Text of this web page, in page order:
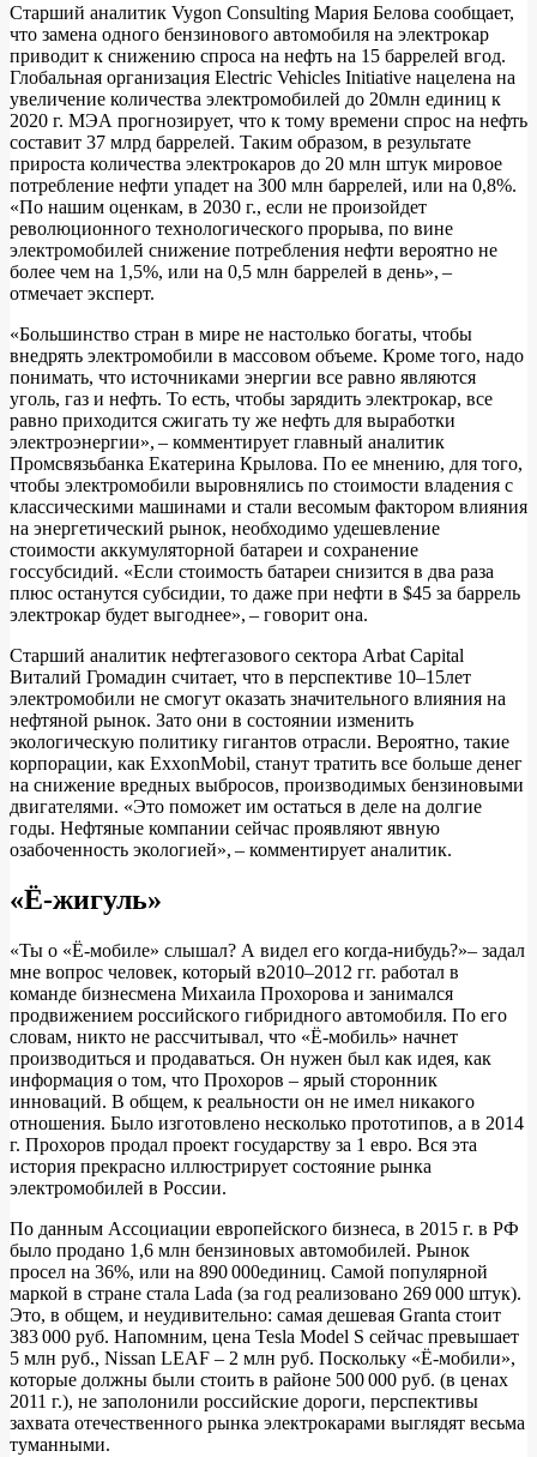
Старший аналитик Vygon Consulting Мария Белова сообщает,
что замена одного бензинового автомобиля на электрокар
приводит к снижению спроса на нефть на 15 баррелей вгод.
Глобальная организация Electric Vehicles Initiative нацелена на
увеличение количества электромобилей до 20млн единиц к
2020 г. МЭА прогнозирует, что к тому времени спрос на нефть
составит 37 млрд баррелей. Таким образом, в результате
прироста количества электрокаров до 20 млн штук мировое
потребление нефти упадет на 300 млн баррелей, или на 0,8%.
«По нашим оценкам, в 2030 г., если не произойдет
революционного технологического прорыва, по вине
электромобилей снижение потребления нефти вероятно не
более чем на 1,5%, или на 0,5 млн баррелей в день», –
отмечает эксперт.
«Большинство стран в мире не настолько богаты, чтобы
внедрять электромобили в массовом объеме. Кроме того, надо
понимать, что источниками энергии все равно являются
уголь, газ и нефть. То есть, чтобы зарядить электрокар, все
равно приходится сжигать ту же нефть для выработки
электроэнергии», – комментирует главный аналитик
Промсвязьбанка Екатерина Крылова. По ее мнению, для того,
чтобы электромобили выровнялись по стоимости владения с
классическими машинами и стали весомым фактором влияния
на энергетический рынок, необходимо удешевление
стоимости аккумуляторной батареи и сохранение
госсубсидий. «Если стоимость батареи снизится в два раза
плюс останутся субсидии, то даже при нефти в $45 за баррель
электрокар будет выгоднее», – говорит она.
Старший аналитик нефтегазового сектора Arbat Capital
Виталий Громадин считает, что в перспективе 10–15лет
электромобили не смогут оказать значительного влияния на
нефтяной рынок. Зато они в состоянии изменить
экологическую политику гигантов отрасли. Вероятно, такие
корпорации, как ExxonMobil, станут тратить все больше денег
на снижение вредных выбросов, производимых бензиновыми
двигателями. «Это поможет им остаться в деле на долгие
годы. Нефтяные компании сейчас проявляют явную
озабоченность экологией», – комментирует аналитик.
«Ё-жигуль»
«Ты о «Ё-мобиле» слышал? А видел его когда-нибудь?»– задал
мне вопрос человек, который в2010–2012 гг. работал в
команде бизнесмена Михаила Прохорова и занимался
продвижением российского гибридного автомобиля. По его
словам, никто не рассчитывал, что «Ё-мобиль» начнет
производиться и продаваться. Он нужен был как идея, как
информация о том, что Прохоров – ярый сторонник
инноваций. В общем, к реальности он не имел никакого
отношения. Было изготовлено несколько прототипов, а в 2014
г. Прохоров продал проект государству за 1 евро. Вся эта
история прекрасно иллюстрирует состояние рынка
электромобилей в России.
По данным Ассоциации европейского бизнеса, в 2015 г. в РФ
было продано 1,6 млн бензиновых автомобилей. Рынок
просел на 36%, или на 890 000единиц. Самой популярной
маркой в стране стала Lada (за год реализовано 269 000 штук).
Это, в общем, и неудивительно: самая дешевая Granta стоит
383 000 руб. Напомним, цена Tesla Model S сейчас превышает
5 млн руб., Nissan LEAF – 2 млн руб. Поскольку «Ё-мобили»,
которые должны были стоить в районе 500 000 руб. (в ценах
2011 г.), не заполонили российские дороги, перспективы
захвата отечественного рынка электрокарами выглядят весьма
туманными.